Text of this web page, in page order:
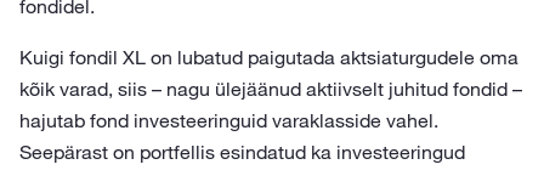
fondidel.
Kuigi fondil XL on lubatud paigutada aktsiaturgudele oma
kõik varad, siis – nagu ülejäänud aktiivselt juhitud fondid –
hajutab fond investeeringuid varaklasside vahel.
Seepärast on portfellis esindatud ka investeeringud